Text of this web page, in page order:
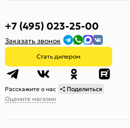
+7 (495) 023-25-00
Заказать звонок
Стать дилером
Расскажите о нас
Поделиться
Оцените магазин